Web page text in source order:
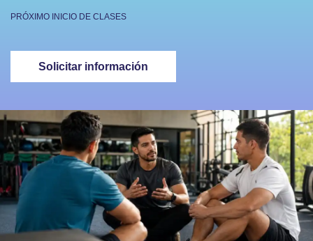
PRÓXIMO INICIO DE CLASES
Solicitar información